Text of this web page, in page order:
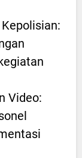
Video: